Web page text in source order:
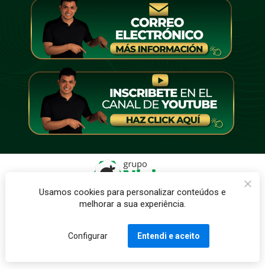
Grupo Ninja © – Todos los Derechos son
Usamos cookies para personalizar conteúdos e
melhorar a sua experiência.
Configurar Entendi e aceito